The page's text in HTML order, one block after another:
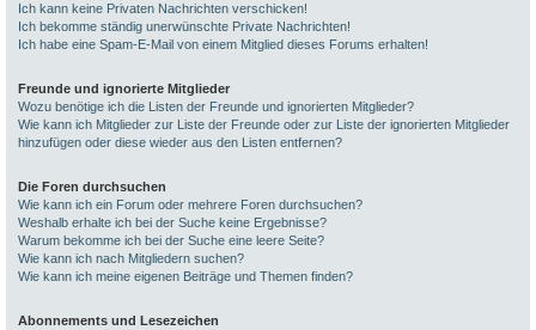
Ich kann keine Privaten Nachrichten verschicken!
Ich bekomme ständig unerwünschte Private Nachrichten!
Ich habe eine Spam-E-Mail von einem Mitglied dieses Forums erhalten!
Freunde und ignorierte Mitglieder
Wozu benötige ich die Listen der Freunde und ignorierten Mitglieder?
Wie kann ich Mitglieder zur Liste der Freunde oder zur Liste der ignorierten Mitglieder
hinzufügen oder diese wieder aus den Listen entfernen?
Die Foren durchsuchen
Wie kann ich ein Forum oder mehrere Foren durchsuchen?
Weshalb erhalte ich bei der Suche keine Ergebnisse?
Warum bekomme ich bei der Suche eine leere Seite?
Wie kann ich nach Mitgliedern suchen?
Wie kann ich meine eigenen Beiträge und Themen finden?
Abonnements und Lesezeichen